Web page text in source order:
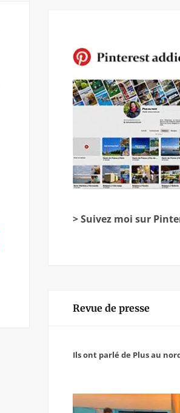
> Suivez moi sur
Revue de presse
Ils ont parlé de Plus au